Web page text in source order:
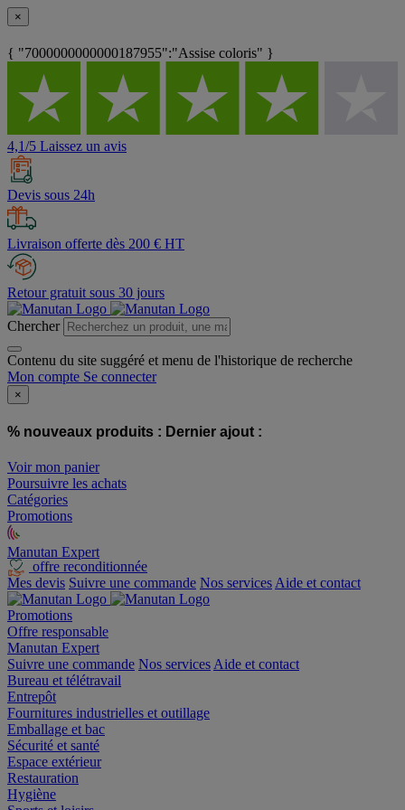
×
{ "7000000000000187955":"Assise coloris" }
4,1/5 Laissez un avis
Devis sous 24h
Livraison offerte dès 200 € HT
Retour gratuit sous 30 jours
Chercher
Contenu du site suggéré et menu de l'historique de recherche
Mon compte Se connecter
×
% nouveaux produits : Dernier ajout :
Voir mon panier
Poursuivre les achats
Catégories
Promotions
Manutan Expert
offre reconditionnée
Mes devis Suivre une commande Nos services Aide et contact
Promotions
Offre responsable
Manutan Expert
Suivre une commande Nos services Aide et contact
Bureau et télétravail
Entrepôt
Fournitures industrielles et outillage
Emballage et bac
Sécurité et santé
Espace extérieur
Restauration
Hygiène